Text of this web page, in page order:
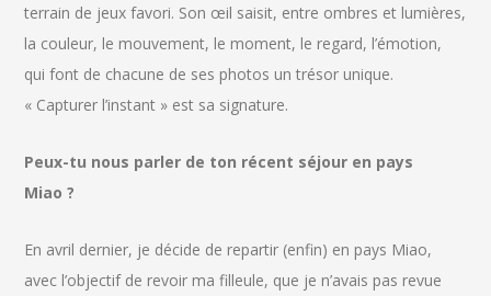
terrain de jeux favori. Son œil saisit, entre ombres et lumières,
la couleur, le mouvement, le moment, le regard, l’émotion,
qui font de chacune de ses photos un trésor unique.
« Capturer l’instant » est sa signature.
Peux-tu nous parler de ton récent séjour en pays
Miao ?
En avril dernier, je décide de repartir (enfin) en pays Miao,
avec l’objectif de revoir ma filleule, que je n’avais pas revue